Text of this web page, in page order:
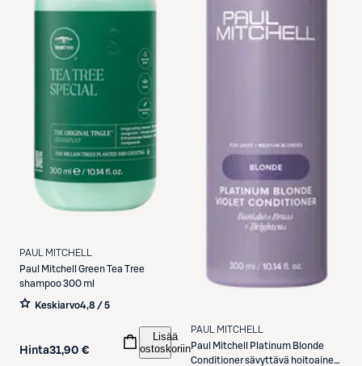
PAUL MITCHELL
Paul Mitchell
Green Tea Tree
shampoo 300 ml
Keskiarvo4,8 / 5
Hinta31,90 €
Lisää
ostoskoriin
PAUL MITCHELL
Paul Mitchell
Platinum Blonde
Conditioner sävyttävä hoitoaine